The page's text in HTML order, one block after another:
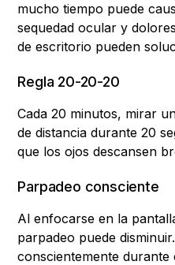
mucho tiempo puede
sequedad ocular y
de escritorio pueden
Regla 20-20-20
Cada 20 minutos, mirar
de distancia durante 20
que los ojos descansen
Parpadeo consciente
Al enfocarse en la
parpadeo puede
conscientemente